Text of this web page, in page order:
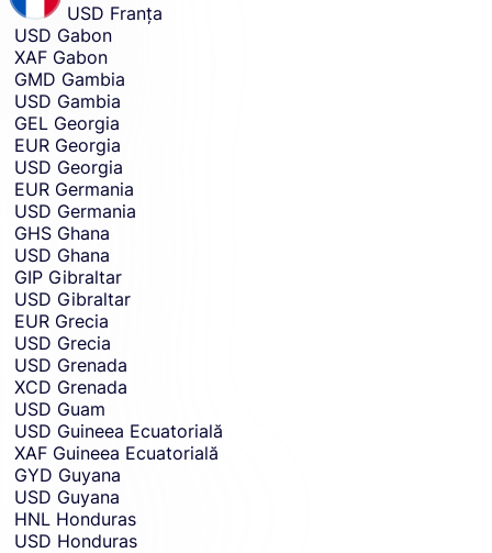
USD Franţa
USD Gabon
XAF Gabon
GMD Gambia
USD Gambia
GEL Georgia
EUR Georgia
USD Georgia
EUR Germania
USD Germania
GHS Ghana
USD Ghana
GIP Gibraltar
USD Gibraltar
EUR Grecia
USD Grecia
USD Grenada
XCD Grenada
USD Guam
USD Guineea Ecuatorială
XAF Guineea Ecuatorială
GYD Guyana
USD Guyana
HNL Honduras
USD Honduras